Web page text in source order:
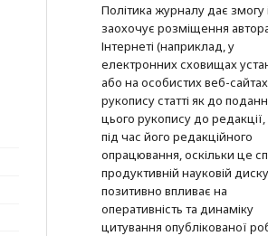
Політика журналу дає змогу і
заохочує розміщення
Інтернеті (наприклад, у
електронних сховищах
або на особистих веб-
рукопису статті як до
цього рукопису до редакції,
під час його редакційного
опрацювання, оскільки це
продуктивній науковій
позитивно впливає на
оперативність та динаміку
цитування опублікованої